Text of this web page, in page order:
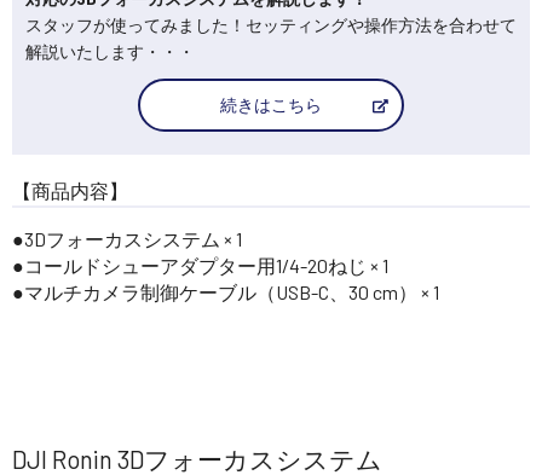
スタッフが使ってみました！セッティングや操作方法を合わせて
解説いたします・・・
続きはこちら
【商品内容】
●3Dフォーカスシステム × 1
●コールドシューアダプター用1/4-20ねじ × 1
●マルチカメラ制御ケーブル（USB-C、30 cm） × 1
DJI Ronin 3Dフォーカスシステム